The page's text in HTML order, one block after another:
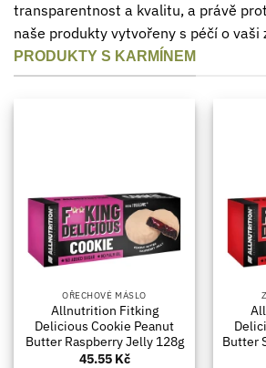
transparentnost a kvalitu, a právě
naše produkty vytvořeny s péčí o vaši
PRODUKTY S KARMÍNEM
OŘECHOVÉ MÁSLO
Allnutrition Fitking
Delicious Cookie Peanut
Butter Raspberry Jelly 128g
45.55 Kč
Butter